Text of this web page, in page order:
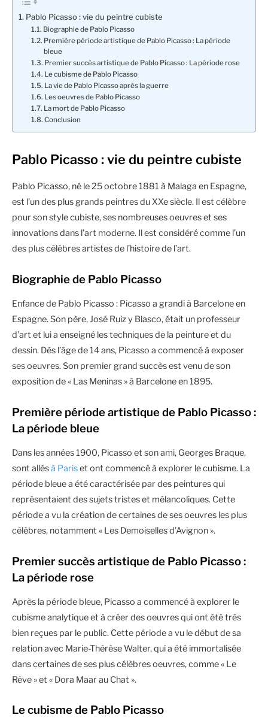
Pablo Picasso : vie du peintre cubiste
Biographie de Pablo Picasso
Première période artistique de Pablo Picasso : La période
bleue
Premier succès artistique de Pablo Picasso : La période rose
Le cubisme de Pablo Picasso
La vie de Pablo Picasso après la guerre
Les oeuvres de Pablo Picasso
La mort de Pablo Picasso
Conclusion
Pablo Picasso : vie du peintre cubiste
Pablo Picasso, né le 25 octobre 1881 à Malaga en Espagne,
est l’un des plus grands peintres du XXe siècle. Il est célèbre
pour son style cubiste, ses nombreuses oeuvres et ses
innovations dans l’art moderne. Il est considéré comme l’un
des plus célèbres artistes de l’histoire de l’art.
Biographie de Pablo Picasso
Enfance de Pablo Picasso : Picasso a grandi à Barcelone en
Espagne. Son père, José Ruiz y Blasco, était un professeur
d’art et lui a enseigné les techniques de la peinture et du
dessin. Dès l’âge de 14 ans, Picasso a commencé à exposer
ses oeuvres. Son premier grand succès est venu de son
exposition de « Las Meninas » à Barcelone en 1895.
Première période artistique de Pablo Picasso :
La période bleue
Dans les années 1900, Picasso et son ami, Georges Braque,
sont allésà Pariset ont commencé à explorer le cubisme. La
période bleue a été caractérisée par des peintures qui
représentaient des sujets tristes et mélancoliques. Cette
période a vu la création de certaines de ses oeuvres les plus
célèbres, notamment « Les Demoiselles d’Avignon ».
Premier succès artistique de Pablo Picasso :
La période rose
Après la période bleue, Picasso a commencé à explorer le
cubisme analytique et à créer des oeuvres qui ont été très
bien reçues par le public. Cette période a vu le début de sa
relation avec Marie-Thérèse Walter, qui a été immortalisée
dans certaines de ses plus célèbres oeuvres, comme « Le
Rêve » et « Dora Maar au Chat ».
Le cubisme de Pablo Picasso